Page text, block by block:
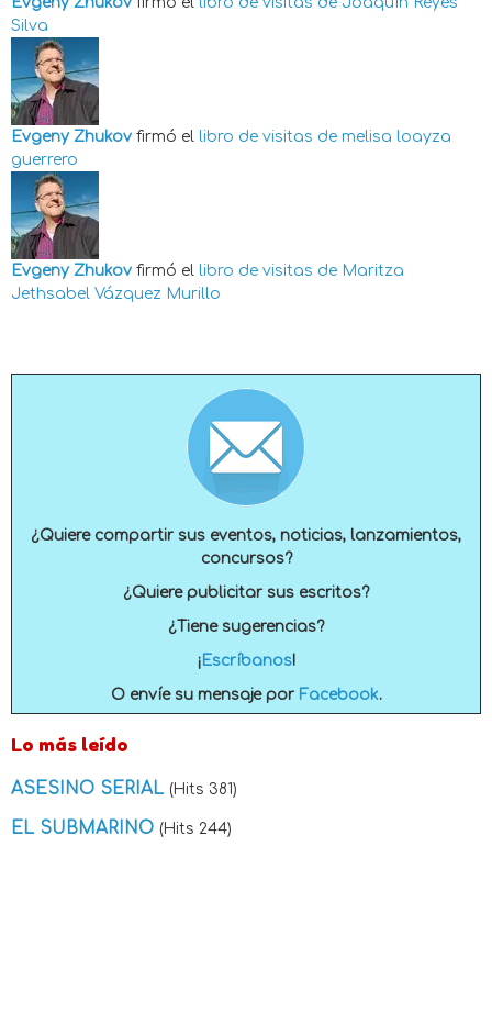
Silva
Evgeny Zhukov firmó el libro de visitas de melisa loayza
guerrero
Evgeny Zhukov firmó el libro de visitas de Maritza
Jethsabel Vázquez Murillo
¿Quiere compartir sus eventos, noticias, lanzamientos,
concursos?
¿Quiere publicitar sus escritos?
¿Tiene sugerencias?
¡ Escríbanos!
O envíe su mensaje por Facebook.
Lo más leído
ASESINO SERIAL (Hits 381)
EL SUBMARINO (Hits 244)